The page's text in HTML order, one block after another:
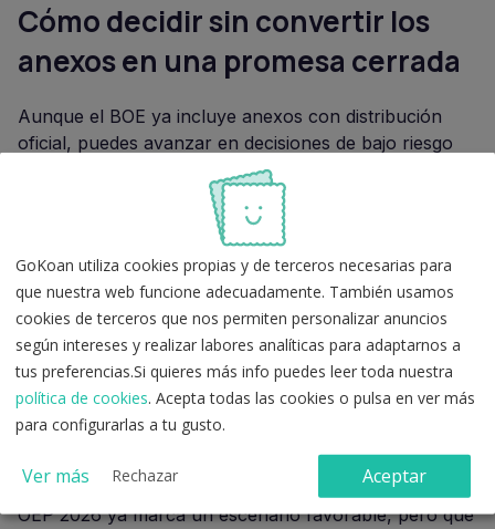
Cómo decidir sin convertir los
anexos en una promesa cerrada
Aunque el BOE ya incluye anexos con distribución
oficial, puedes avanzar en decisiones de bajo riesgo
sin cerrar demasiado pronto tu estrategia. Puedes
identificar familias de oposiciones, revisar requisitos
habituales, estimar horas semanales de estudio y
empezar a practicar hábitos de test, lectura normativa
y repaso. Todo eso te coloca mejor cuando llegue la
convocatoria.
Lo que no conviene hacer es fijar una estrategia
cerrada por un único número. Si un contenido
resume plazas concretas de un cuerpo sin enlazar la
fuente oficial o sin explicar la convocatoria pendiente,
puede llevarte a cambiar de rumbo demasiado pronto.
En este momento, lo honesto es reconocer que la
OEP 2026 ya marca un escenario favorable, pero que
GoKoan utiliza cookies propias y de terceros necesarias para
que nuestra web funcione adecuadamente. También usamos
cookies de terceros que nos permiten personalizar anuncios
según intereses y realizar labores analíticas para adaptarnos a
tus preferencias.Si quieres más info puedes leer toda nuestra
política de cookies. Acepta todas las cookies o pulsa en ver más
para configurarlas a tu gusto.
Ver más Rechazar Aceptar